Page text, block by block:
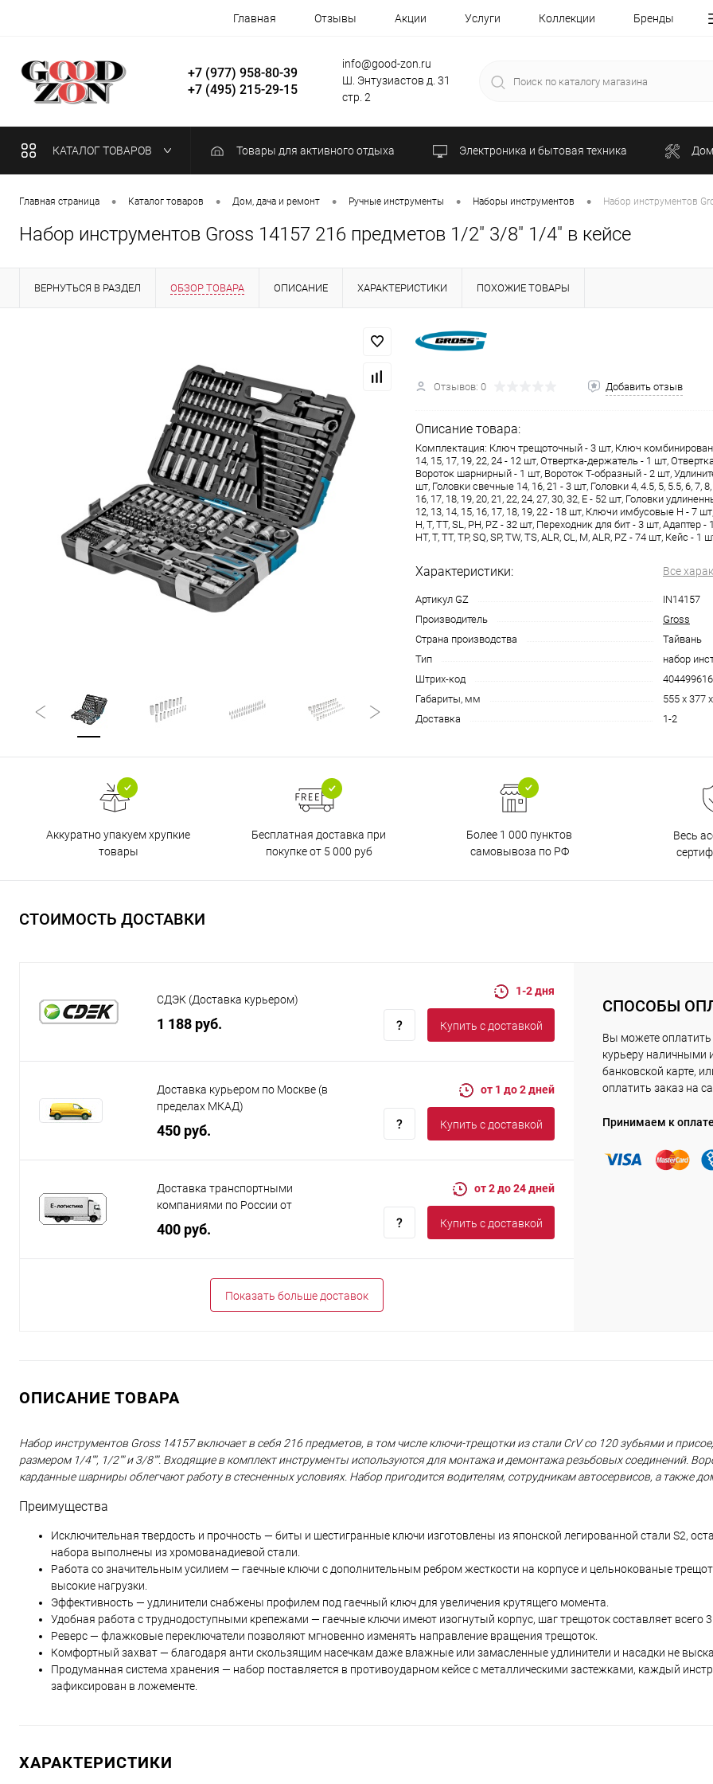
Главная Отзывы Акции Услуги Коллекции Бренды
+7 (977) 958-80-39
+7 (495) 215-29-15
info@good-zon.ru
Ш. Энтузиастов д. 31
стр. 2
КАТАЛОГ ТОВАРОВ Товары для активного отдыха Электроника и бытовая техника
Главная страница • Каталог товаров • Дом, дача и ремонт • Ручные инструменты • Наборы инструментов • Набор инструментов
Набор инструментов Gross 14157 216 предметов 1/2" 3/8" 1/4" в кейсе
ВЕРНУТЬСЯ В РАЗДЕЛ ОБЗОР ТОВАРА ОПИСАНИЕ ХАРАКТЕРИСТИКИ ПОХОЖИЕ ТОВАРЫ
Отзывов: 0 Добавить отзыв
Описание товара:
Комплектация: Ключ трещoточный - 3 шт, Ключ
14, 15, 17, 19, 22, 24 - 12 шт, Отвертка-держатель - 1 шт,
Вороток шарнирный - 1 шт, Вороток Т-образный - 2 шт,
шт, Головки свечные 14, 16, 21 - 3 шт, Головки 4, 4.5, 5, 5.5, 6, 7, 8,
16, 17, 18, 19, 20, 21, 22, 24, 27, 30, 32, E - 52 шт, Головки
12, 13, 14, 15, 16, 17, 18, 19, 22 - 18 шт, Ключи имбусовые H - 7
H, T, TT, SL, PH, PZ - 32 шт, Переходник для бит - 3 шт, Адаптер
HT, T, TT, TP, SQ, SP, TW, TS, ALR, CL, M, ALR, PZ - 74 шт, Кейс - 1
Характеристики: Все
Артикул GZ
IN14157
Производитель
Gross
Страна производства
Тайвань
Тип
набор
Штрих-код
Габариты, мм
555 x 377
Доставка
1-2
Аккуратно упакуем хрупкие
товары
Бесплатная доставка при
покупке от 5 000 руб
Более 1 000 пунктов
самовывоза по РФ
Весь
СТОИМОСТЬ ДОСТАВКИ
СДЭК (Доставка курьером)
1 188 руб.
1-2 дня
Купить c доставкой
Доставка курьером по Москве (в
пределах МКАД)
450 руб.
от 1 до 2 дней
Купить c доставкой
Доставка транспортными
компаниями по России от
400 руб.
от 2 до 24 дней
Купить c доставкой
Показать больше доставок
СПОСОБЫ
Вы можете оплатить
курьеру наличными
банковской карте,
оплатить заказ на
Принимаем к оплате
ОПИСАНИЕ ТОВАРА
Набор инструментов Gross 14157 включает в себя 216 предметов, в том числе ключи-трещотки из стали CrV со 120 зубьями и
размером 1/4"", 1/2"" и 3/8"". Входящие в комплект инструменты используются для монтажа и демонтажа резьбовых соединений.
карданные шарниры облегчают работу в стесненных условиях. Набор пригодится водителям, сотрудникам автосервисов, а также
Преимущества
Исключительная твердость и прочность — биты и шестигранные ключи изготовлены из японской легированной стали S2,
набора выполнены из хромованадиевой стали.
Работа со значительным усилием — гаечные ключи с дополнительным ребром жесткости на корпусе и цельнокованые
высокие нагрузки.
Эффективность — удлинители снабжены профилем под гаечный ключ для увеличения крутящего момента.
Удобная работа с труднодоступными крепежами — гаечные ключи имеют изогнутый корпус, шаг трещоток составляет всего
Реверс — флажковые переключатели позволяют мгновенно изменять направление вращения трещоток.
Комфортный захват — благодаря анти скользящим насечкам даже влажные или замасленные удлинители и насадки не
Продуманная система хранения — набор поставляется в противоударном кейсе с металлическими застежками, каждый
зафиксирован в ложементе.
ХАРАКТЕРИСТИКИ